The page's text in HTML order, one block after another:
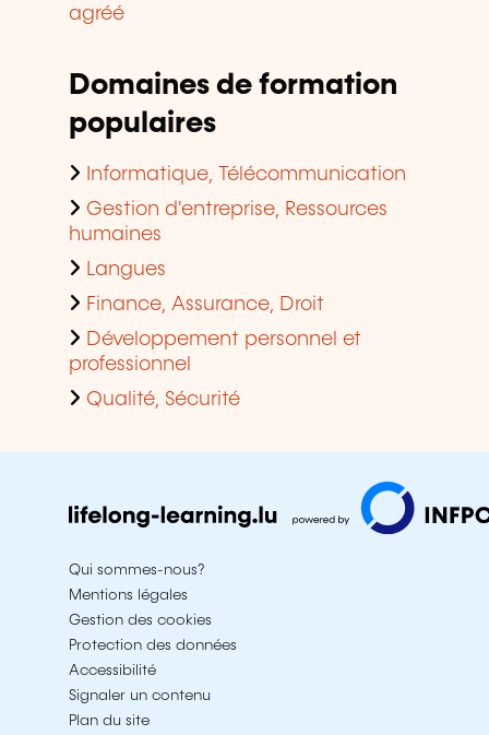
agréé
Domaines de formation
populaires
Informatique, Télécommunication
Gestion d'entreprise, Ressources
humaines
Langues
Finance, Assurance, Droit
Développement personnel et
professionnel
Qualité, Sécurité
Qui sommes-nous?
Mentions légales
Gestion des cookies
Protection des données
Accessibilité
Signaler un contenu
Plan du site